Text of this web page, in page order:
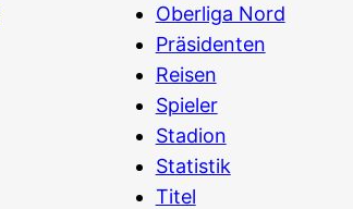
Oberliga Nord
Präsidenten
Reisen
Spieler
Stadion
Statistik
Titel